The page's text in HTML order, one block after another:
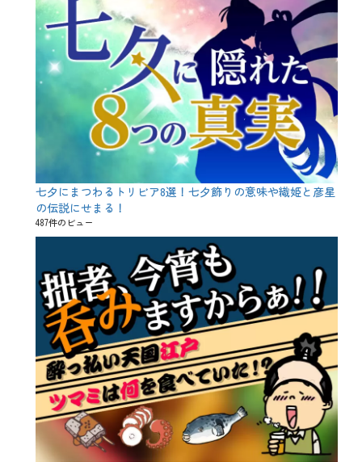
七夕にまつわるトリビア8選！七夕飾りの意味や織姫と彦星
の伝説にせまる！
487件のビュー